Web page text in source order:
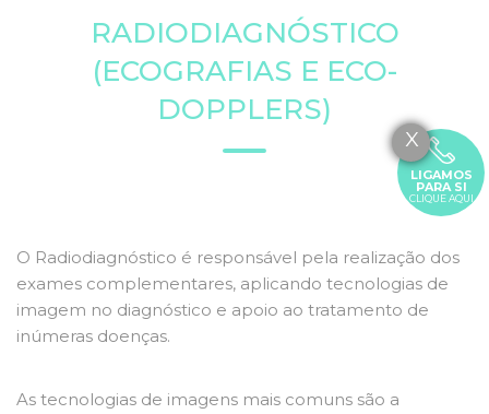
X
LIGAMOS
PARA SI
CLIQUE AQUI
RADIODIAGNÓSTICO
(ECOGRAFIAS E ECO-
DOPPLERS)
O Radiodiagnóstico é responsável pela realização dos
exames complementares, aplicando tecnologias de
imagem no diagnóstico e apoio ao tratamento de
inúmeras doenças.
As tecnologias de imagens mais comuns são a